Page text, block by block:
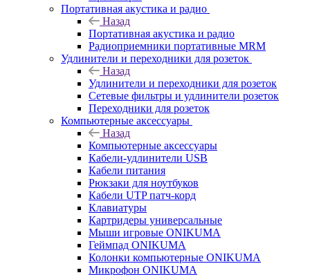
Портативная акустика и радио
Назад
Портативная акустика и радио
Радиоприемники портативные MRM
Удлинители и переходники для розеток
Назад
Удлинители и переходники для розеток
Сетевые фильтры и удлинители розеток
Переходники для розеток
Компьютерные аксессуары
Назад
Компьютерные аксессуары
Кабели-удлинители USB
Кабели питания
Рюкзаки для ноутбуков
Кабели UTP патч-корд
Клавиатуры
Картридеры универсальные
Мыши игровые ONIKUMA
Геймпад ONIKUMA
Колонки компьютерные ONIKUMA
Микрофон ONIKUMA